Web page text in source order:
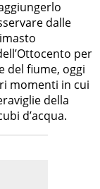
dalle
per
del fiume, oggi
momenti in cui
della
d’acqua.